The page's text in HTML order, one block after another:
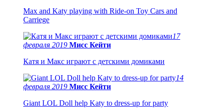
Max and Katy playing with Ride-on Toy Cars and
Carriege
17
февраля 2019 Мисс Кейти
Катя и Макс играют с детскими домиками
14
февраля 2019 Мисс Кейти
Giant LOL Doll help Katy to dress-up for party